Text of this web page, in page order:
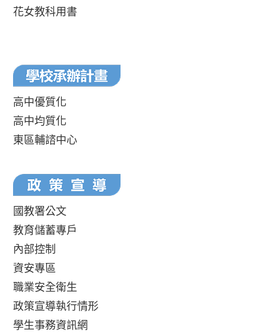
花女教科用書
高中優質化
高中均質化
東區輔諮中心
國教署公文
教育儲蓄專戶
內部控制
資安專區
職業安全衛生
政策宣導執行情形
學生事務資訊網